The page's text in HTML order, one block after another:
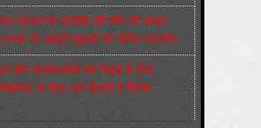
प्रधान के इस्तीफ़े की माँग को लेकर
पर छात्रों-युवाओं का विरोध प्रदर्शन
और कार्यकर्ताओं की रिहाई के लिए
के बैनर तले दिल्ली में विरोध